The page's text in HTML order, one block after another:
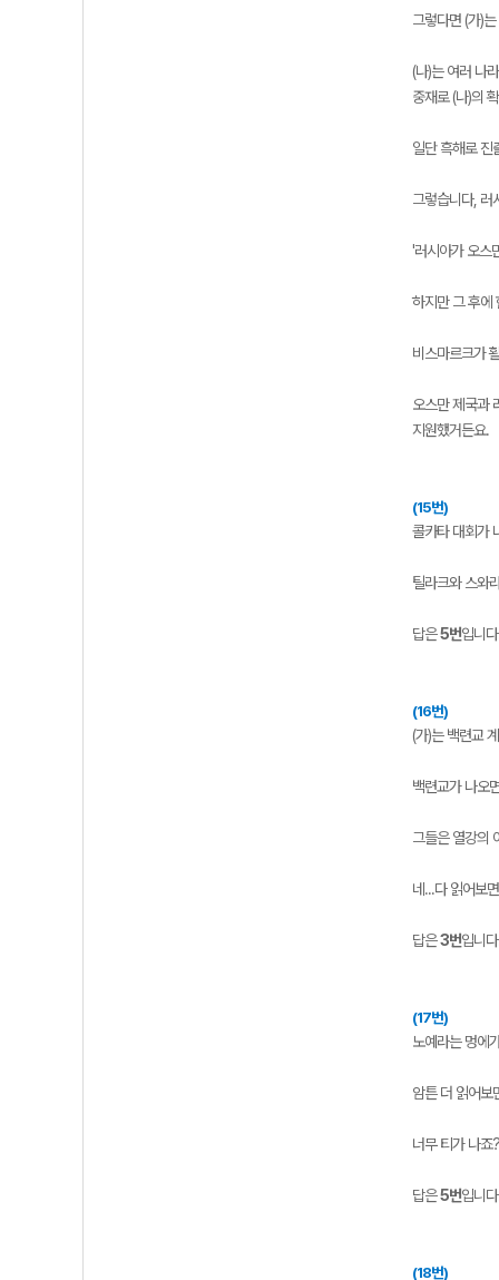
그렇다면 (가)
(나)는 여러 나
중재로 (나)의
일단 흑해로 진
그렇습니다, 러
'러시아가 오스
하지만 그 후에
비스마르크가
오스만 제국과
지원했거든요.
(15번)
콜카타 대회가
틸라크와 스와
답은5번입니
(16번)
(가)는 백련교
백련교가 나오
그들은 열강의
네...다 읽어보
답은3번입니
(17번)
노예라는 멍에
암튼 더 읽어보
너무 티가 나죠
답은5번입니
(18번)